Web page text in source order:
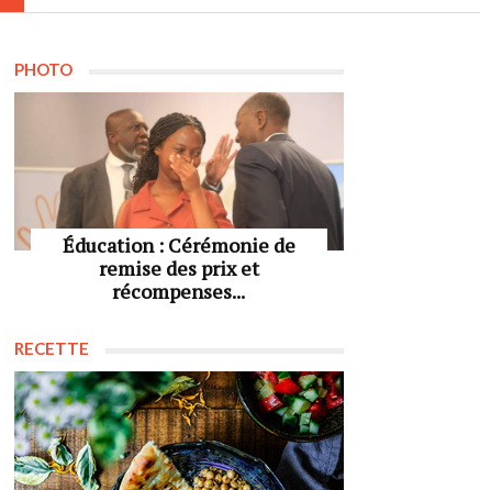
PHOTO
Éducation : Cérémonie de
remise des prix et
récompenses...
RECETTE